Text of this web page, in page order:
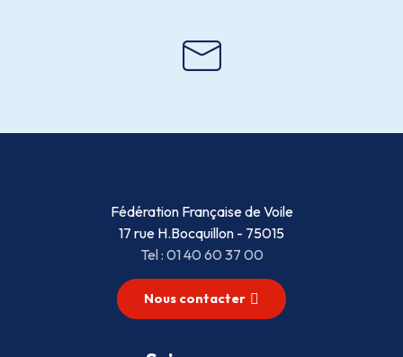
Fédération Française de Voile
17 rue H.Bocquillon - 75015
Tel : 01 40 60 37 00
Nous contacter